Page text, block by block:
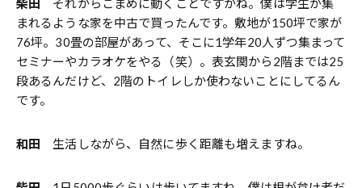
柴田 それからこまめに動くことですかね。僕は学生が集
まれるような家を中古で買ったんです。敷地が150坪で家が
76坪。30畳の部屋があって、そこに1学年20人ずつ集まって
セミナーやカラオケをやる（笑）。表玄関から2階までは25
段あるんだけど、2階のトイレしか使わないことにしてるん
です。
和田 生活しながら、自然に歩く距離も増えますね。